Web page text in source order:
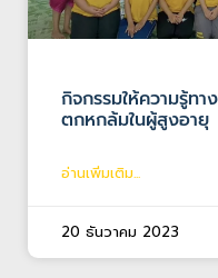
กิจกรรมให้ความรู้ท
ตกหกล้มในผู้สูงอายุ
อ่านเพิ่มเติม...
20 ธันวาคม 2023